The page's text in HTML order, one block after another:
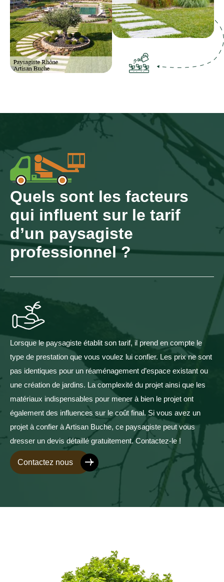
Quels sont les facteurs
qui influent sur le tarif
d’un paysagiste
professionnel ?
Lorsque le paysagiste établit son tarif, il prend en compte le
type de prestation que vous voulez lui confier. Les prix ne sont
pas identiques pour un réaménagement d’espace existant ou
une création de jardins. La complexité du projet ainsi que les
matériaux indispensables pour mener à bien le projet ont
également des influences sur le coût final. Si vous avez un
projet à confier à Artisan Buche, ce paysagiste peut vous
dresser un devis détaillé gratuitement. Contactez-le !
Contactez nous